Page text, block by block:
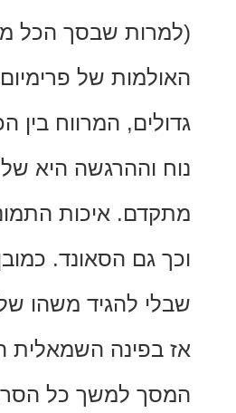
שבסך הכל ממש
של פרימיום הרבה
המרווח בין הכיסאות
היא של אולם
איכות התמונה
הסאונד. כמובן
להגיד משהו שלילי אני
השמאלית
למשך כל הסרט יש